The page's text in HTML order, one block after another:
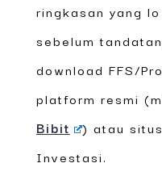
ringkasan yang
sebelum
download FFS/
platform resmi
Bibit
) atau
Investasi.